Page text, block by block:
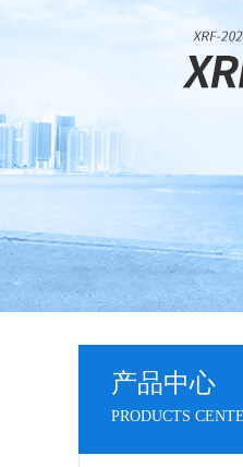
产品中心
PRODUCTS